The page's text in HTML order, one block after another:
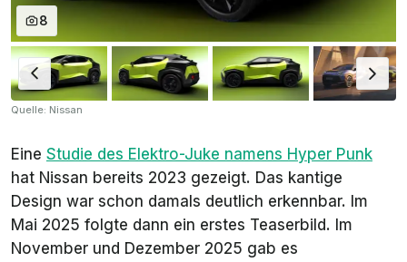
8
Quelle: Nissan
Eine Studie des Elektro-Juke namens Hyper Punk
hat Nissan bereits 2023 gezeigt. Das kantige
Design war schon damals deutlich erkennbar. Im
Mai 2025 folgte dann ein erstes Teaserbild. Im
November und Dezember 2025 gab es